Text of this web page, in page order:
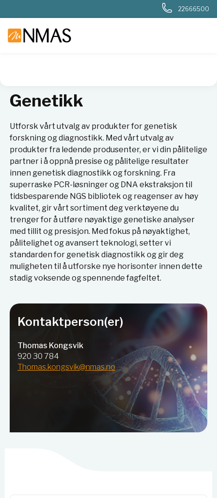
22666500
Genetikk
Utforsk vårt utvalg av produkter for genetisk
forskning og diagnostikk. Med vårt utvalg av
produkter fra ledende produsenter, er vi din pålitelige
partner i å oppnå presise og pålitelige resultater
innen genetisk diagnostikk og forskning. Fra
superraske PCR-løsninger og DNA ekstraksjon til
tidsbesparende NGS bibliotek og reagenser av høy
kvalitet, gir vårt sortiment deg verktøyene du
trenger for å utføre nøyaktige genetiske analyser
med tillit og presisjon. Med fokus på nøyaktighet,
pålitelighet og avansert teknologi, setter vi
standarden for genetisk diagnostikk og gir deg
muligheten til å utforske nye horisonter innen dette
stadig voksende og spennende fagfeltet.
Kontaktperson(er)
Thomas Kongsvik
920 30 784
Thomas.kongsvik@nmas.no